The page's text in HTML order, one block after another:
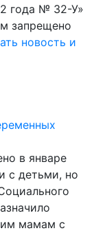
года № 32-У»
запрещено
новость и
в январе
с детьми, но
мамам с